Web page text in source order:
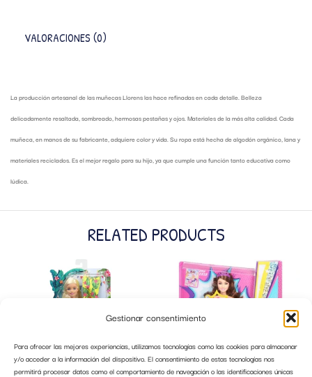
Gestionar consentimiento
Para ofrecer las mejores experiencias, utilizamos tecnologías como las cookies para almacenar
y/o acceder a la información del dispositivo. El consentimiento de estas tecnologías nos
permitirá procesar datos como el comportamiento de navegación o las identificaciones únicas
VALORACIONES (0)
La producción artesanal de las muñecas Llorens las hace refinadas en cada detalle. Belleza
delicadamente resaltada, sombreado, hermosas pestañas y ojos. Materiales de la más alta calidad. Cada
muñeca, en manos de su fabricante, adquiere color y vida. Su ropa está hecha de algodón orgánico, lana y
materiales reciclados. Es el mejor regalo para su hijo, ya que cumple una función tanto educativa como
lúdica.
RELATED PRODUCTS